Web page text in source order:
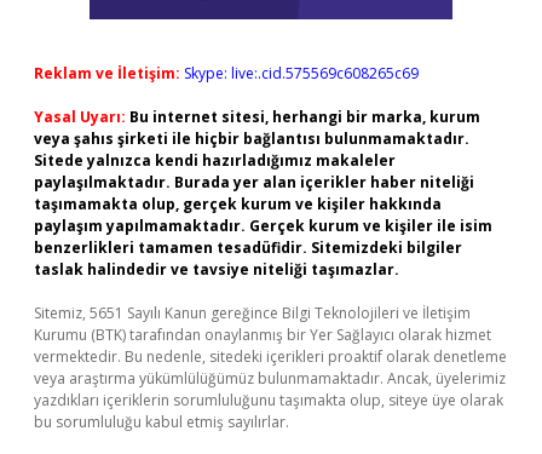
Reklam ve İletişim: Skype: live:.cid.575569c608265c69
Yasal Uyarı: Bu internet sitesi, herhangi bir marka, kurum
veya şahıs şirketi ile hiçbir bağlantısı bulunmamaktadır.
Sitede yalnızca kendi hazırladığımız makaleler
paylaşılmaktadır. Burada yer alan içerikler haber niteliği
taşımamakta olup, gerçek kurum ve kişiler hakkında
paylaşım yapılmamaktadır. Gerçek kurum ve kişiler ile isim
benzerlikleri tamamen tesadüfidir. Sitemizdeki bilgiler
taslak halindedir ve tavsiye niteliği taşımazlar.
Sitemiz, 5651 Sayılı Kanun gereğince Bilgi Teknolojileri ve İletişim
Kurumu (BTK) tarafından onaylanmış bir Yer Sağlayıcı olarak hizmet
vermektedir. Bu nedenle, sitedeki içerikleri proaktif olarak denetleme
veya araştırma yükümlülüğümüz bulunmamaktadır. Ancak, üyelerimiz
yazdıkları içeriklerin sorumluluğunu taşımakta olup, siteye üye olarak
bu sorumluluğu kabul etmiş sayılırlar.